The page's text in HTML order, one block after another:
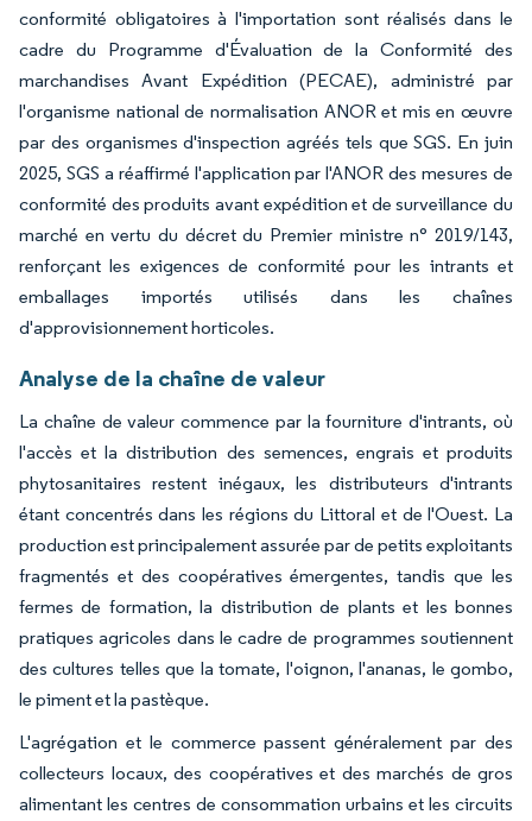
conformité obligatoires à l'importation sont réalisés dans le
cadre du Programme d'Évaluation de la Conformité des
marchandises Avant Expédition (PECAE), administré par
l'organisme national de normalisation ANOR et mis en œuvre
par des organismes d'inspection agréés tels que SGS. En juin
2025, SGS a réaffirmé l'application par l'ANOR des mesures de
conformité des produits avant expédition et de surveillance du
marché en vertu du décret du Premier ministre n° 2019/143,
renforçant les exigences de conformité pour les intrants et
emballages importés utilisés dans les chaînes
d'approvisionnement horticoles.
Analyse de la chaîne de valeur
La chaîne de valeur commence par la fourniture d'intrants, où
l'accès et la distribution des semences, engrais et produits
phytosanitaires restent inégaux, les distributeurs d'intrants
étant concentrés dans les régions du Littoral et de l'Ouest. La
production est principalement assurée par de petits exploitants
fragmentés et des coopératives émergentes, tandis que les
fermes de formation, la distribution de plants et les bonnes
pratiques agricoles dans le cadre de programmes soutiennent
des cultures telles que la tomate, l'oignon, l'ananas, le gombo,
le piment et la pastèque.
L'agrégation et le commerce passent généralement par des
collecteurs locaux, des coopératives et des marchés de gros
alimentant les centres de consommation urbains et les circuits